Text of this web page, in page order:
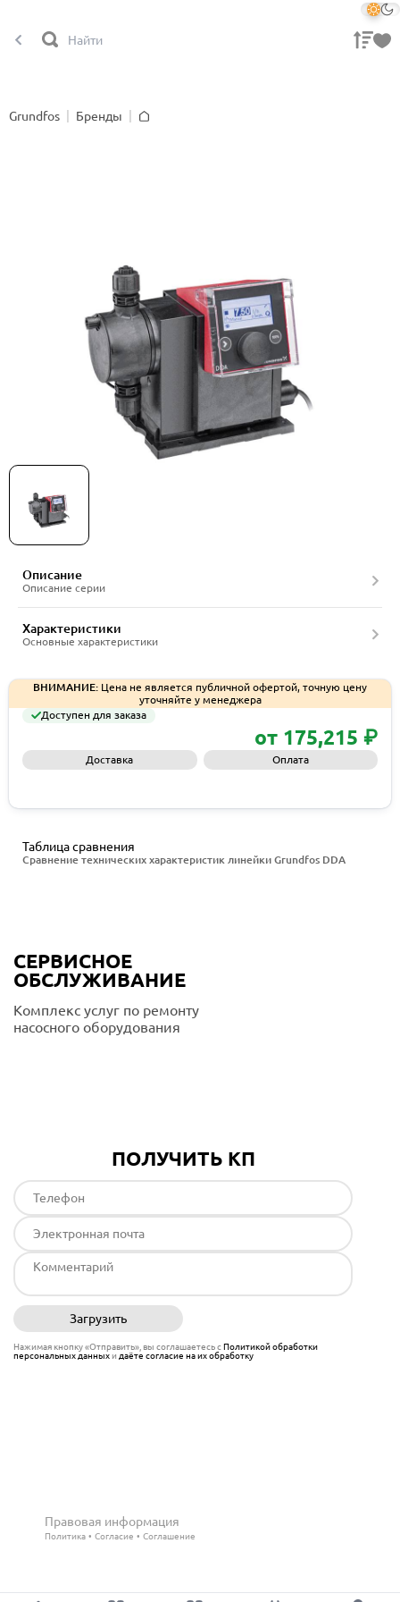
Grundfos
Бренды
Насос дозировочный Grundfos DDA
Описание
Описание серии
Характеристики
Основные характеристики
ВНИМАНИЕ: Цена не является публичной офертой, точную цену
уточняйте у менеджера
Доступен для заказа
от 175,215 ₽
Доставка Оплата
Сравнение технических характеристик линейки Grundfos DDA
Таблица сравнения
СЕРВИСНОЕ
ОБСЛУЖИВАНИЕ
Комплекс услуг по ремонту
насосного оборудования
ПОЛУЧИТЬ КП
Загрузить
Нажимая кнопку «Отправить», вы соглашаетесь сПолитикой обработки
персональных данныхи даёте согласие на их обработку
Правовая информация
Политика Согласие Соглашение